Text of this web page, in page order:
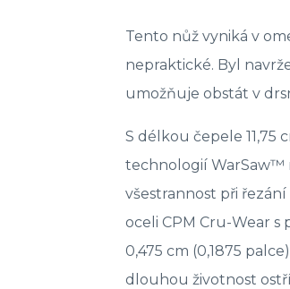
Tento nůž vyniká v
nepraktické. Byl
umožňuje obstát v
S délkou čepele 11,75
technologií WarSaw™
všestrannost při
oceli CPM Cru-Wear
0,475 cm (0,1875
dlouhou životnost